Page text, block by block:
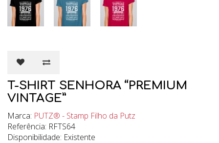
T-SHIRT SENHORA “PREMIUM
VINTAGE”
Marca: PUTZ® - Stamp Filho da Putz
Referência: RFTS64
Disponibilidade: Existente